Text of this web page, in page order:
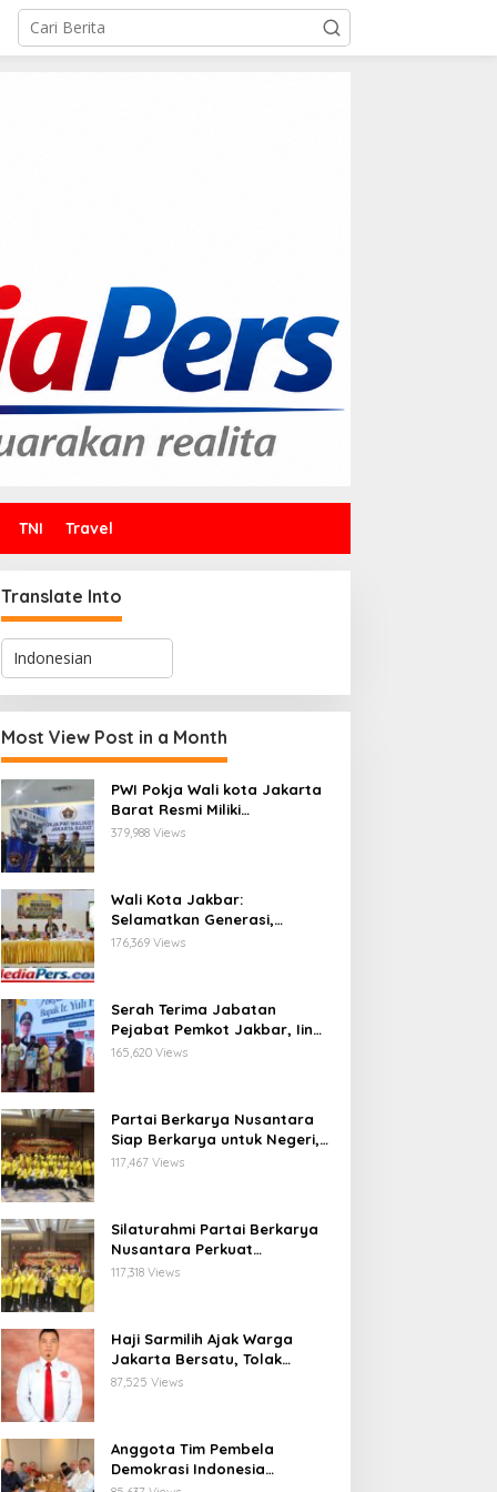
TNI Travel
Translate Into
Most View Post in a Month
PWI Pokja Wali kota Jakarta
Barat Resmi Miliki
Kepengurusan dan
Sarat Makna
379,988 Views
Wali Kota Jakbar:
Selamatkan Generasi,
Hentikan Bullying dan
176,369 Views
Serah Terima Jabatan
Pejabat Pemkot Jakbar, Iin
Mutmainnah: Mutasi Adalah
165,620 Views
Partai Berkarya Nusantara
Siap Berkarya untuk Negeri,
Kawal Program Prabowo dan
117,467 Views
Silaturahmi Partai Berkarya
Nusantara Perkuat
Konsolidasi Organisasi dan
117,318 Views
Haji Sarmilih Ajak Warga
Jakarta Bersatu, Tolak
Provokasi Pasca keributan di
87,525 Views
Anggota Tim Pembela
Demokrasi Indonesia